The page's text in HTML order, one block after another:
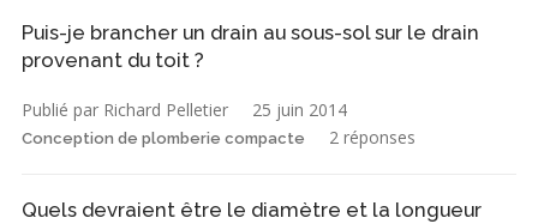
Puis-je brancher un drain au sous-sol sur le drain
provenant du toit ?
Publié par Richard Pelletier 25 juin 2014
Conception de plomberie compacte 2 réponses
Quels devraient être le diamètre et la longueur